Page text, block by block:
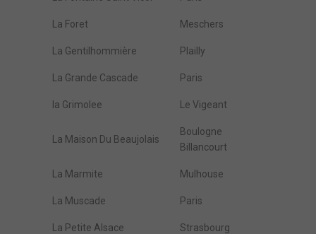
La Foret Meschers
La Gentilhommière Plailly
La Grande Cascade Paris
la Grimolee Le Vigeant
La Maison Du Beaujolais
Boulogne
Billancourt
La Marmite Mulhouse
La Muscade Paris
La Petite Alsace Strasbourg